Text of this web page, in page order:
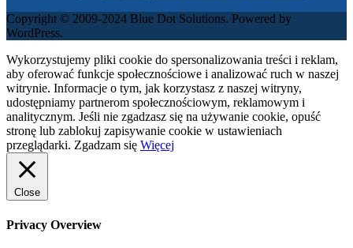
Copyright © 2009-2024 Blue Dot Solutions. Powered by
WordPress.
Wykorzystujemy pliki cookie do spersonalizowania treści i reklam,
aby oferować funkcje społecznościowe i analizować ruch w naszej
witrynie. Informacje o tym, jak korzystasz z naszej witryny,
udostępniamy partnerom społecznościowym, reklamowym i
analitycznym. Jeśli nie zgadzasz się na używanie cookie, opuść
stronę lub zablokuj zapisywanie cookie w ustawieniach
przeglądarki. Zgadzam się Więcej
Close
Privacy Overview